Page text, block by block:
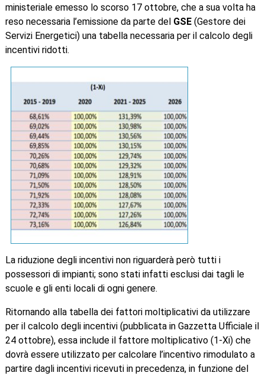
ministeriale emesso lo scorso 17 ottobre, che a sua volta ha
reso necessaria l’emissione da parte del GSE(Gestore dei
Servizi Energetici) una tabella necessaria per il calcolo degli
incentivi ridotti.
La riduzione degli incentivi non riguarderà però tutti i
possessori di impianti; sono stati infatti esclusi dai tagli le
scuole e gli enti locali di ogni genere.
Ritornando alla tabella dei fattori moltiplicativi da utilizzare
per il calcolo degli incentivi (pubblicata in Gazzetta Ufficiale il
24 ottobre), essa include il fattore moltiplicativo (1-Xi) che
dovrà essere utilizzato per calcolare l’incentivo rimodulato a
partire dagli incentivi ricevuti in precedenza, in funzione del